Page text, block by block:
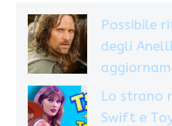
Possibile
degli
Lo strano
Swift e